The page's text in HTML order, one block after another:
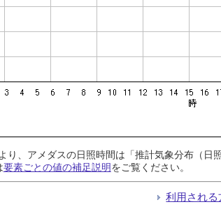
り、アメダスの日照時間は「推計気象分布（日
要素ごとの値の補足説明をご覧ください。
利用される